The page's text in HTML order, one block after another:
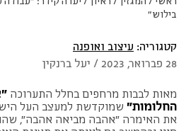
בילוש"
קטגוריה: עיצוב ואופנה
28 פברואר, 2023 / יעל ברנקין
מאות לבבות מרחפים בחלל התערוכה
החלומות״ שמוקדשת למעצב העל
את האימרה ״אהבה מביאה אהבה״,